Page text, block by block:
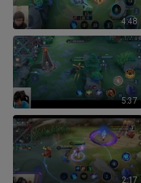
4:48
5:37
2:17